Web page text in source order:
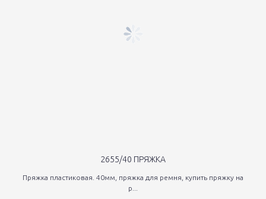
2655/40 ПРЯЖКА
Пряжка пластиковая. 40мм, пряжка для ремня, купить пряжку на
р...